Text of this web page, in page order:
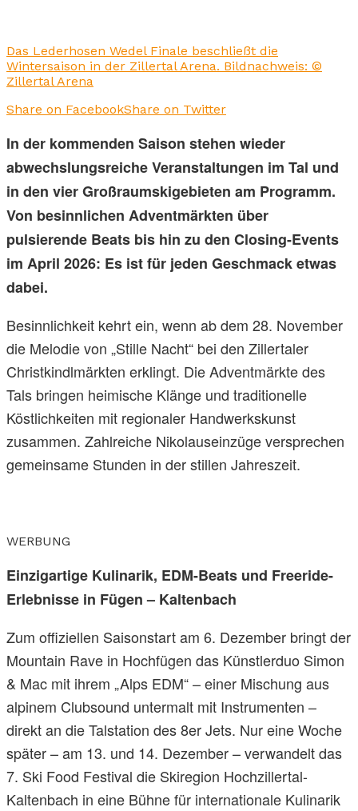
Das Lederhosen Wedel Finale beschließt die
Wintersaison in der Zillertal Arena. Bildnachweis: ©
Zillertal Arena
Share on FacebookShare on Twitter
In der kommenden Saison stehen wieder
abwechslungsreiche Veranstaltungen im Tal und
in den vier Großraumskigebieten am Programm.
Von besinnlichen Adventmärkten über
pulsierende Beats bis hin zu den Closing-Events
im April 2026: Es ist für jeden Geschmack etwas
dabei.
Besinnlichkeit kehrt ein, wenn ab dem 28. November
die Melodie von „Stille Nacht“ bei den Zillertaler
Christkindlmärkten erklingt. Die Adventmärkte des
Tals bringen heimische Klänge und traditionelle
Köstlichkeiten mit regionaler Handwerkskunst
zusammen. Zahlreiche Nikolauseinzüge versprechen
gemeinsame Stunden in der stillen Jahreszeit.
WERBUNG
Einzigartige Kulinarik, EDM-Beats und Freeride-
Erlebnisse in Fügen – Kaltenbach
Zum offiziellen Saisonstart am 6. Dezember bringt der
Mountain Rave in Hochfügen das Künstlerduo Simon
& Mac mit ihrem „Alps EDM“ – einer Mischung aus
alpinem Clubsound untermalt mit Instrumenten –
direkt an die Talstation des 8er Jets. Nur eine Woche
später – am 13. und 14. Dezember – verwandelt das
7. Ski Food Festival die Skiregion Hochzillertal-
Kaltenbach in eine Bühne für internationale Kulinarik